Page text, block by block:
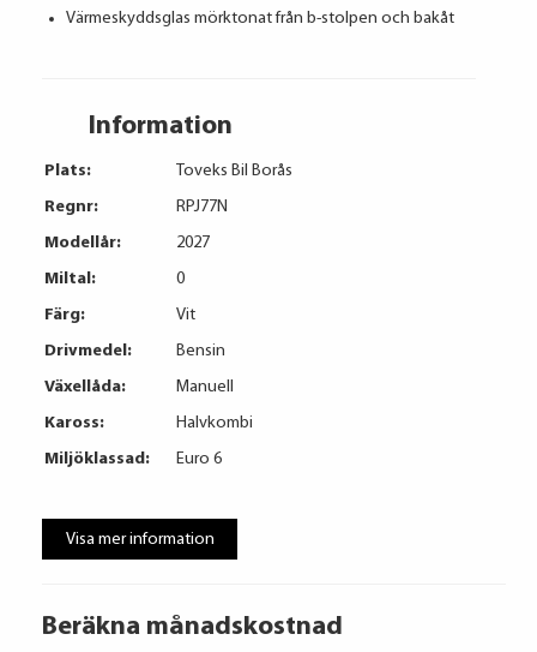
Värmeskyddsglas mörktonat från b-stolpen och bakåt
Beräkna månadskostnad
Information
Plats:
Toveks Bil Borås
Regnr:
RPJ77N
Modellår:
2027
Miltal:
0
Färg:
Vit
Drivmedel:
Bensin
Växellåda:
Manuell
Kaross:
Halvkombi
Miljöklassad:
Euro 6
Visa mer information